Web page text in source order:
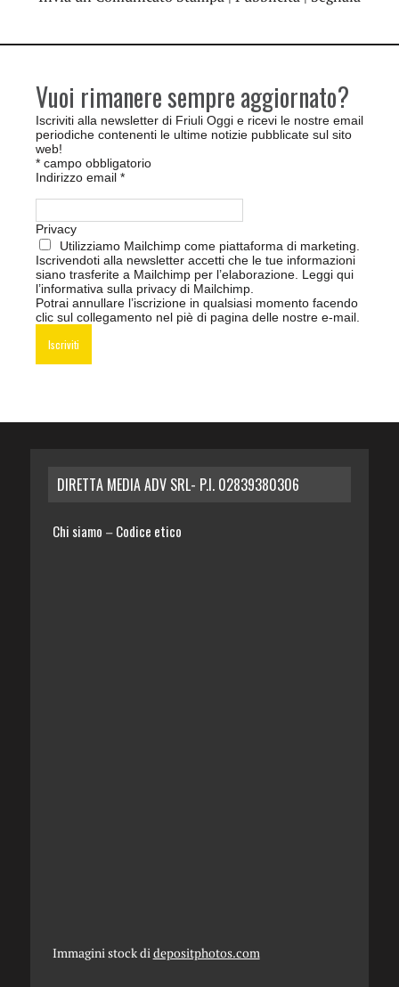
Vuoi rimanere sempre aggiornato?
Iscriviti alla newsletter di Friuli Oggi e ricevi le nostre email
periodiche contenenti le ultime notizie pubblicate sul sito
web!
* campo obbligatorio
Indirizzo email *
Privacy
Utilizziamo Mailchimp come piattaforma di marketing.
Iscrivendoti alla newsletter accetti che le tue informazioni
siano trasferite a Mailchimp per l’elaborazione. Leggi qui
l’informativa sulla privacy di Mailchimp
Potrai annullare l’iscrizione in qualsiasi momento facendo
clic sul collegamento nel piè di pagina delle nostre e-mail.
DIRETTA MEDIA ADV SRL- P.I. 02839380306
Chi siamo – Codice etico
Immagini stock di depositphotos.com